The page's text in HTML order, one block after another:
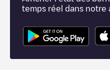
temps réel dans notre